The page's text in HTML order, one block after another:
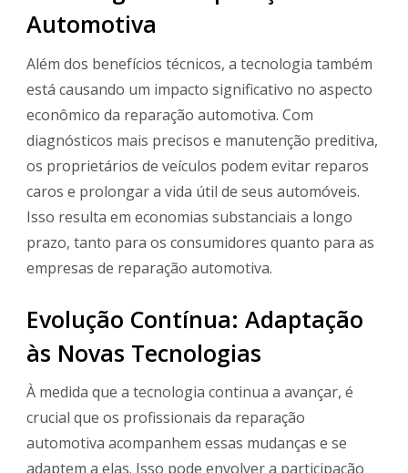
Automotiva
Além dos benefícios técnicos, a tecnologia também
está causando um impacto significativo no aspecto
econômico da reparação automotiva. Com
diagnósticos mais precisos e manutenção preditiva,
os proprietários de veículos podem evitar reparos
caros e prolongar a vida útil de seus automóveis.
Isso resulta em economias substanciais a longo
prazo, tanto para os consumidores quanto para as
empresas de reparação automotiva.
Evolução Contínua: Adaptação
às Novas Tecnologias
À medida que a tecnologia continua a avançar, é
crucial que os profissionais da reparação
automotiva acompanhem essas mudanças e se
adaptem a elas. Isso pode envolver a participação